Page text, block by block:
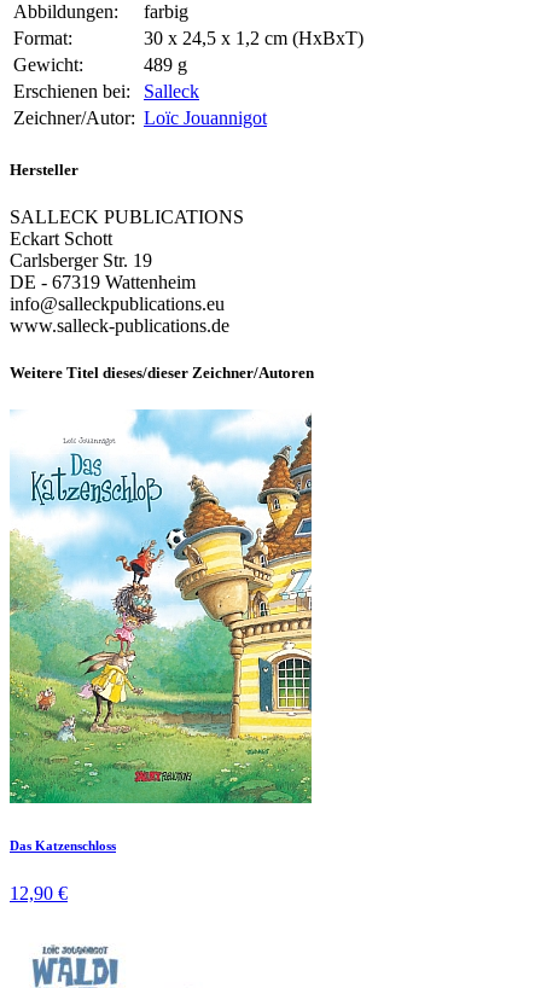
Abbildungen:
farbig
Format:
30 x 24,5 x 1,2 cm (HxBxT)
Gewicht:
489 g
Erschienen bei:
Salleck
Zeichner/Autor: Loïc Jouannigot
Hersteller
SALLECK PUBLICATIONS
Eckart Schott
Carlsberger Str. 19
DE - 67319 Wattenheim
info@salleckpublications.eu
www.salleck-publications.de
Weitere Titel dieses/dieser Zeichner/Autoren
Das Katzenschloss
12,90 €